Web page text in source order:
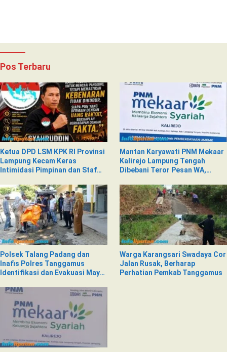
Pos Terbaru
Ketua DPD LSM KPK RI Provinsi
Lampung Kecam Keras
Intimidasi Pimpinan dan Staf
Nad
Mantan Karyawati PNM Mekaar
Kalirejo Lampung Tengah
Dibebani Teror Pesan WA,
Polsek Talang Padang dan
Inafis Polres Tanggamus
Identifikasi dan Evakuasi Mayat
Warga Karangsari Swadaya Cor
Jalan Rusak, Berharap
Perhatian Pemkab Tanggamus